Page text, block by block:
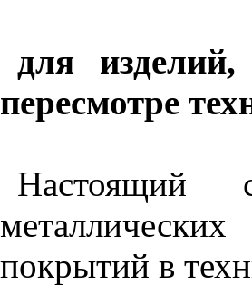
для
пересмотре
Настоящий
покрытий в